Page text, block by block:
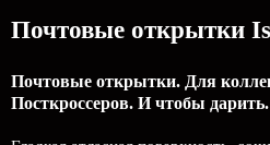
Почтовые открытки
Почтовые открытки. Для
Посткроссеров. И чтобы дарить.